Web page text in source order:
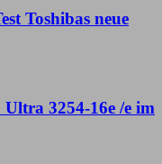
Toshibas neue
3254-16e /e im